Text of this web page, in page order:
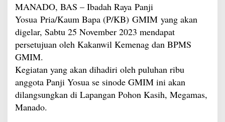
MANADO, BAS – Ibadah Raya Panji
Yosua Pria/Kaum Bapa (P/KB) GMIM yang akan
digelar, Sabtu 25 November 2023 mendapat
persetujuan oleh Kakanwil Kemenag dan BPMS
GMIM.
Kegiatan yang akan dihadiri oleh puluhan ribu
anggota Panji Yosua se sinode GMIM ini akan
dilangsungkan di Lapangan Pohon Kasih, Megamas,
Manado.